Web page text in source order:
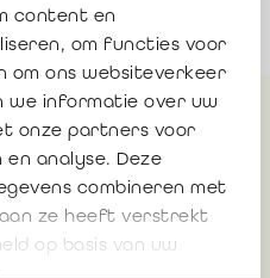
content en
om functies voor
om ons websiteverkeer
we informatie over uw
onze partners voor
analyse. Deze
combineren met
ze heeft verstrekt
op basis van uw